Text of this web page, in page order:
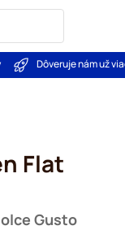
Dôveruje nám už
Flat
Gusto